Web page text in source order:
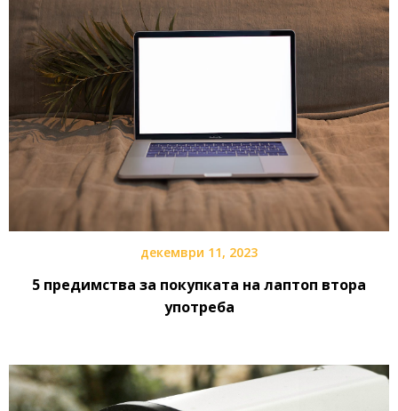
декември 11, 2023
5 предимства за покупката на лаптоп втора
употреба